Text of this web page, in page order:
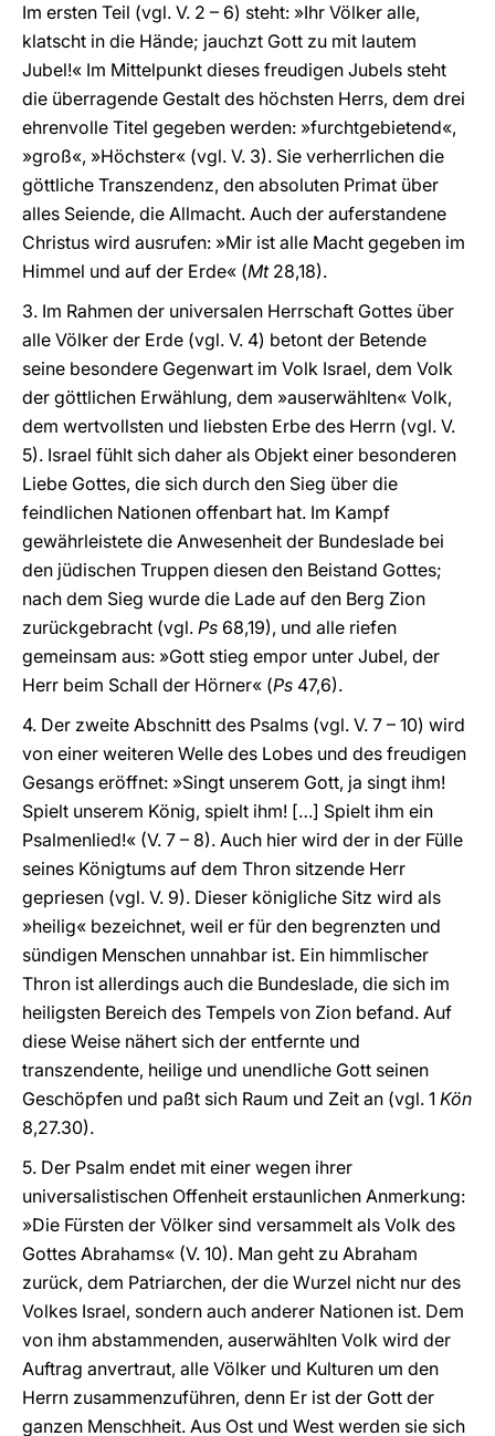
Im ersten Teil (vgl. V. 2 – 6) steht: »Ihr Völker alle,
klatscht in die Hände; jauchzt Gott zu mit lautem
Jubel!« Im Mittelpunkt dieses freudigen Jubels steht
die überragende Gestalt des höchsten Herrs, dem drei
ehrenvolle Titel gegeben werden: »furchtgebietend«,
»groß«, »Höchster« (vgl. V. 3). Sie verherrlichen die
göttliche Transzendenz, den absoluten Primat über
alles Seiende, die Allmacht. Auch der auferstandene
Christus wird ausrufen: »Mir ist alle Macht gegeben im
Himmel und auf der Erde« (Mt28,18).
3. Im Rahmen der universalen Herrschaft Gottes über
alle Völker der Erde (vgl. V. 4) betont der Betende
seine besondere Gegenwart im Volk Israel, dem Volk
der göttlichen Erwählung, dem »auserwählten« Volk,
dem wertvollsten und liebsten Erbe des Herrn (vgl. V.
5). Israel fühlt sich daher als Objekt einer besonderen
Liebe Gottes, die sich durch den Sieg über die
feindlichen Nationen offenbart hat. Im Kampf
gewährleistete die Anwesenheit der Bundeslade bei
den jüdischen Truppen diesen den Beistand Gottes;
nach dem Sieg wurde die Lade auf den Berg Zion
zurückgebracht (vgl. Ps 68,19), und alle riefen
gemeinsam aus: »Gott stieg empor unter Jubel, der
Herr beim Schall der Hörner« (Ps 47,6).
4. Der zweite Abschnitt des Psalms (vgl. V. 7 – 10) wird
von einer weiteren Welle des Lobes und des freudigen
Gesangs eröffnet: »Singt unserem Gott, ja singt ihm!
Spielt unserem König, spielt ihm! […] Spielt ihm ein
Psalmenlied!« (V. 7 – 8). Auch hier wird der in der Fülle
seines Königtums auf dem Thron sitzende Herr
gepriesen (vgl. V. 9). Dieser königliche Sitz wird als
»heilig« bezeichnet, weil er für den begrenzten und
sündigen Menschen unnahbar ist. Ein himmlischer
Thron ist allerdings auch die Bundeslade, die sich im
heiligsten Bereich des Tempels von Zion befand. Auf
diese Weise nähert sich der entfernte und
transzendente, heilige und unendliche Gott seinen
Geschöpfen und paßt sich Raum und Zeit an (vgl. 1 Kön
8,27.30).
5. Der Psalm endet mit einer wegen ihrer
universalistischen Offenheit erstaunlichen Anmerkung:
»Die Fürsten der Völker sind versammelt als Volk des
Gottes Abrahams« (V. 10). Man geht zu Abraham
zurück, dem Patriarchen, der die Wurzel nicht nur des
Volkes Israel, sondern auch anderer Nationen ist. Dem
von ihm abstammenden, auserwählten Volk wird der
Auftrag anvertraut, alle Völker und Kulturen um den
Herrn zusammenzuführen, denn Er ist der Gott der
ganzen Menschheit. Aus Ost und West werden sie sich